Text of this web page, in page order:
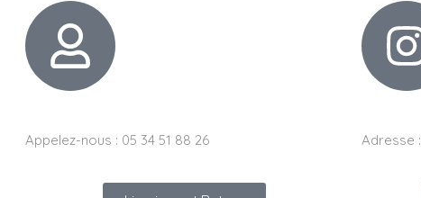
Appelez-nous : 05 34 51 88 26 Adresse :